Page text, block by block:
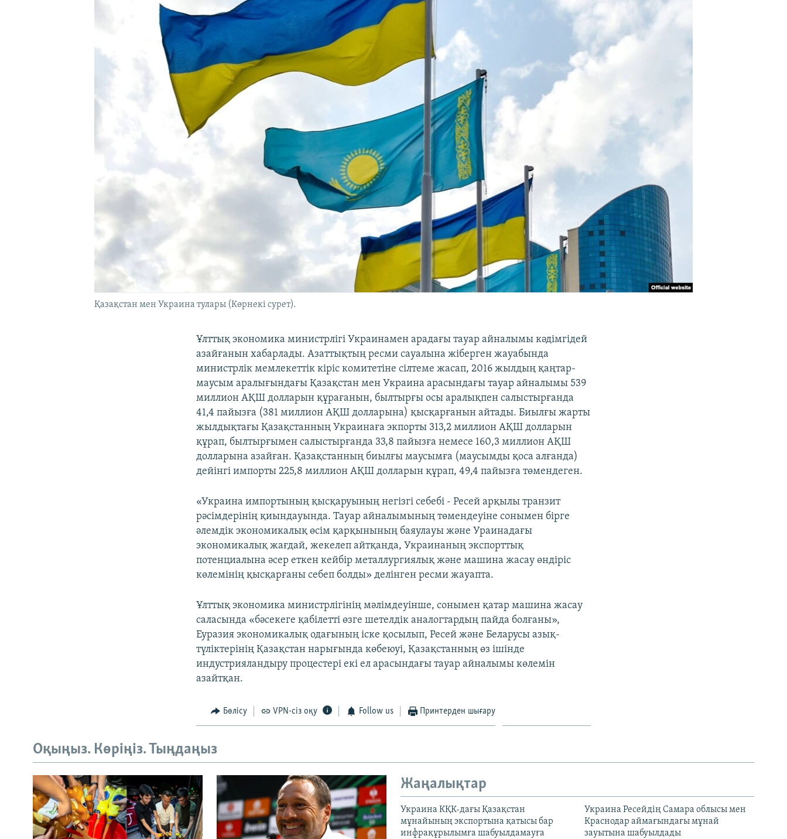
Қазақстан мен Украина тулары (Көрнекі сурет).
Ұлттық экономика министрлігі Украинамен арадағы тауар айналымы кәдімгідей
азайғанын хабарлады. Азаттықтың ресми сауалына жіберген жауабында
министрлік мемлекеттік кіріс комитетіне сілтеме жасап, 2016 жылдың қаңтар-
маусым аралығындағы Қазақстан мен Украина арасындағы тауар айналымы 539
миллион АҚШ долларын құрағанын, былтырғы осы аралықпен салыстырғанда
41,4 пайызға (381 миллион АҚШ долларына) қысқарғанын айтады. Биылғы жарты
жылдықтағы Қазақстанның Украинаға экпорты 313,2 миллион АҚШ долларын
құрап, былтырғымен салыстырғанда 33,8 пайызға немесе 160,3 миллион АҚШ
долларына азайған. Қазақстанның биылғы маусымға (маусымды қоса алғанда)
дейінгі импорты 225,8 миллион АҚШ долларын құрап, 49,4 пайызға төмендеген.
«Украина импортының қысқаруының негізгі себебі - Ресей арқылы транзит
рәсімдерінің қиындауында. Тауар айналымының төмендеуіне сонымен бірге
әлемдік экономикалық өсім қарқынының баяулауы және Ураинадағы
экономикалық жағдай, жекелеп айтқанда, Украинаның экспорттық
потенциалына әсер еткен кейбір металлургиялық және машина жасау өндіріс
көлемінің қысқарғаны себеп болды» делінген ресми жауапта.
Ұлттық экономика министрлігінің мәлімдеуінше, сонымен қатар машина жасау
саласында «бәсекеге қабілетті өзге шетелдік аналогтардың пайда болғаны»,
Еуразия экономикалық одағының іске қосылып, Ресей және Беларусы азық-
түліктерінің Қазақстан нарығында көбеюуі, Қазақстанның өз ішінде
индустрияландыру процестері екі ел арасындағы тауар айналымы көлемін
азайтқан.
Бөлісу VPN-сіз оқу Follow us Принтерден шығару
Оқыңыз. Көріңіз. Тыңдаңыз
Жаңалықтар
Украина КҚК-дағы Қазақстан
мұнайының экспортына қатысы бар
инфрақұрылымға шабуылдамауға
Украина Ресейдің Самара облысы мен
Краснодар аймағындағы мұнай
зауытына шабуылдады